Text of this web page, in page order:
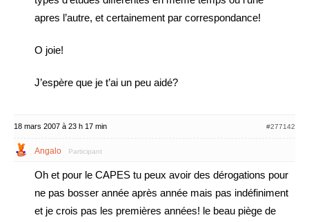
apres l’autre, et certainement par correspondance!
O joie!
J’espère que je t’ai un peu aidé?
18 mars 2007 à 23 h 17 min #277142
Angalo Participant
Oh et pour le CAPES tu peux avoir des dérogations pour
ne pas bosser année après année mais pas indéfiniment
et je crois pas les premières années! le beau piège de